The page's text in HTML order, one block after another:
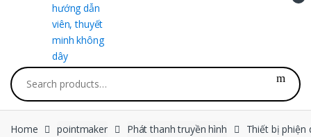
Search for:
Home pointmaker Phát thanh truyền hình Thiết bị phiện